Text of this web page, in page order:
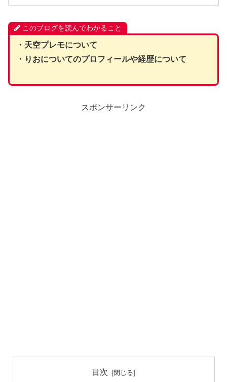
このブログを読んでわかること
・天空プレモについて
・りおについてのプロフィールや経歴について
スポンサーリンク
目次